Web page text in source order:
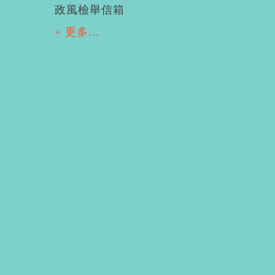
政風檢舉信箱
+ 更多...